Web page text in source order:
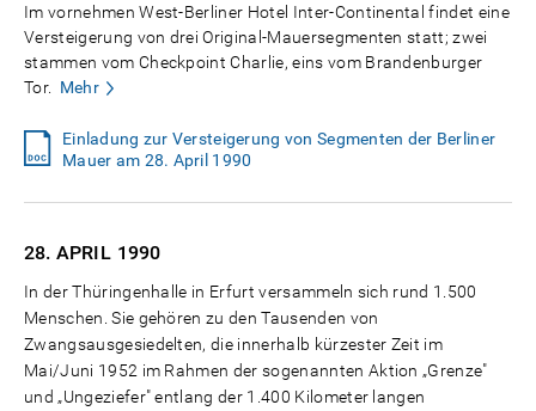
Im vornehmen West-Berliner Hotel Inter-Continental findet eine
Versteigerung von drei Original-Mauersegmenten statt; zwei
stammen vom Checkpoint Charlie, eins vom Brandenburger
Tor.
Mehr
Einladung zur Versteigerung von Segmenten der Berliner
Mauer am 28. April 1990
28. APRIL 1990
In der Thüringenhalle in Erfurt versammeln sich rund 1.500
Menschen. Sie gehören zu den Tausenden von
Zwangsausgesiedelten, die innerhalb kürzester Zeit im
Mai/Juni 1952 im Rahmen der sogenannten Aktion „Grenze"
und „Ungeziefer" entlang der 1.400 Kilometer langen